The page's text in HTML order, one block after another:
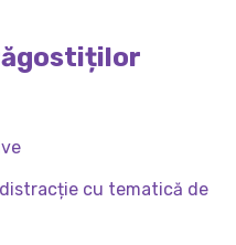
cu tematică de